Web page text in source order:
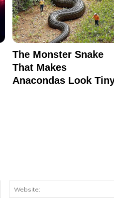
Posta: